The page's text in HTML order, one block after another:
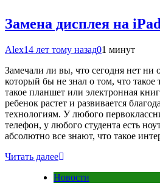
Замена дисплея на
Alex14 лет тому назад01 минут
Замечали ли вы, что сегодня нет ни
который бы не знал о том, что такое
такое планшет или электронная
ребенок растет и развивается
технологиям. У любого
телефон, у любого студента есть
абсолютно все знают, что такое
Читать далее
Новости